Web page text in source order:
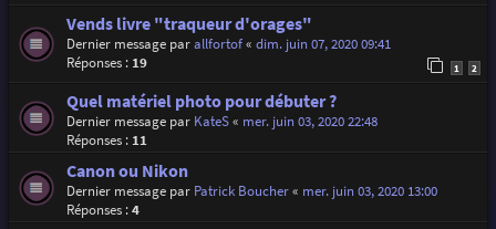
Vends livre "traqueur d'orages"
Dernier message parallfortof« dim. juin 07, 2020 09:41
Réponses : 19 1 2
Quel matériel photo pour débuter ?
Dernier message par KateS« mer. juin 03, 2020 22:48
Réponses : 11
Canon ou Nikon
Dernier message par Patrick Boucher« mer. juin 03, 2020 13:00
Réponses :4